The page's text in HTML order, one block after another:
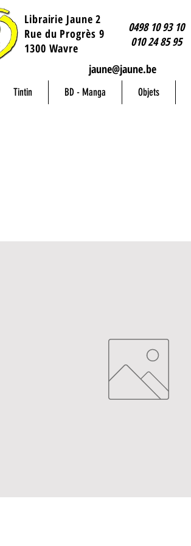
Librairie Jaune 2
​Rue du Progrès 9
1300 Wavre
0498 10 93 10
010 24 85 95
jaune@jaune.be
Tintin BD - Manga Objets